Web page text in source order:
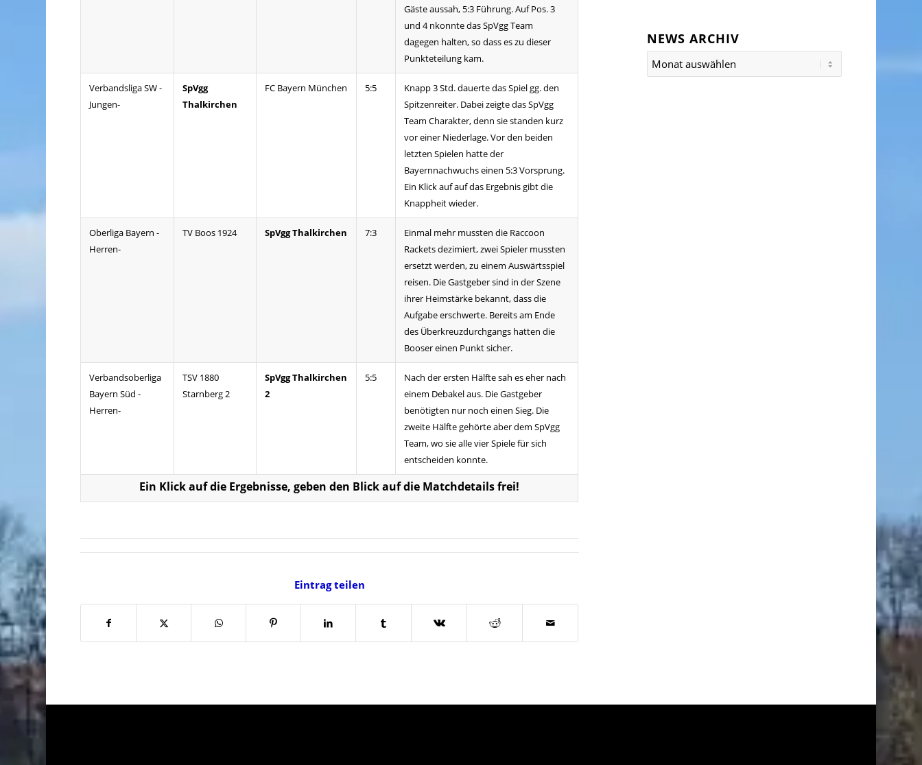
Gäste aussah, 5:3 Führung. Auf Pos. 3
und 4 nkonnte das SpVgg Team
dagegen halten, so dass es zu dieser
Punkteteilung kam.
Verbandsliga SW -
Jungen-
SpVgg
Thalkirchen
FC Bayern München 5:5
Knapp 3 Std. dauerte das Spiel gg. den
Spitzenreiter. Dabei zeigte das SpVgg
Team Charakter, denn sie standen kurz
vor einer Niederlage. Vor den beiden
letzten Spielen hatte der
Bayernnachwuchs einen 5:3 Vorsprung.
Ein Klick auf auf das Ergebnis gibt die
Knappheit wieder.
Oberliga Bayern -
Herren-
TV Boos 1924 SpVgg Thalkirchen 7:3
Einmal mehr mussten die Raccoon
Rackets dezimiert, zwei Spieler mussten
ersetzt werden, zu einem Auswärtsspiel
reisen. Die Gastgeber sind in der Szene
ihrer Heimstärke bekannt, dass die
Aufgabe erschwerte. Bereits am Ende
des Überkreuzdurchgangs hatten die
Booser einen Punkt sicher.
Verbandsoberliga
Bayern Süd -
Herren-
TSV 1880
Starnberg 2
SpVgg Thalkirchen
2
5:5
Nach der ersten Hälfte sah es eher nach
einem Debakel aus. Die Gastgeber
benötigten nur noch einen Sieg. Die
zweite Hälfte gehörte aber dem SpVgg
Team, wo sie alle vier Spiele für sich
entscheiden konnte.
Ein Klick auf die Ergebnisse, geben den Blick auf die Matchdetails frei!
Eintrag teilen
NEWS ARCHIV